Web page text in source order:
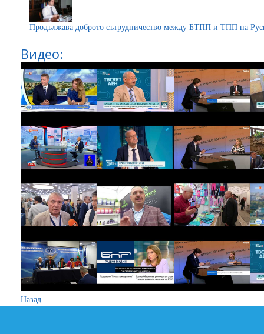
Продължава доброто сътрудничество между БТПП и ТПП на
Видео:
Назад